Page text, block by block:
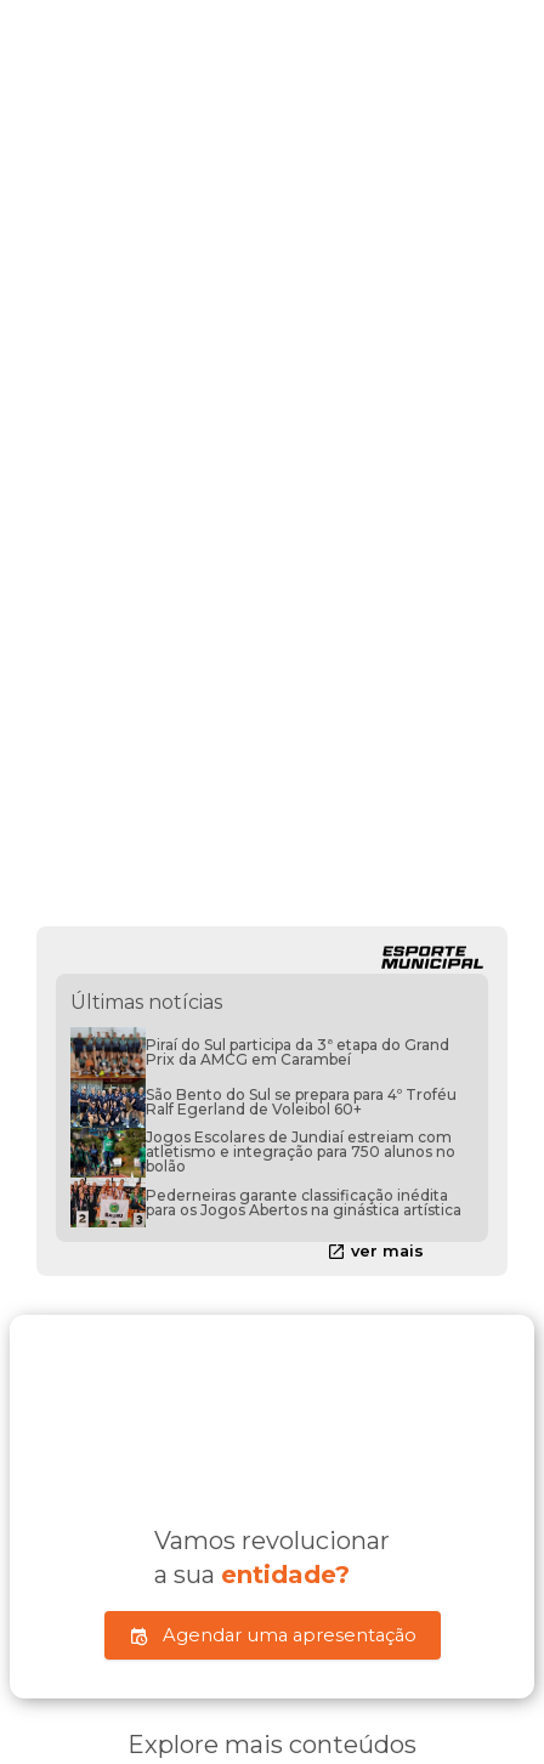
Últimas notícias
Piraí do Sul participa da 3ª etapa do Grand
Prix da AMCG em Carambeí
São Bento do Sul se prepara para 4º Troféu
Ralf Egerland de Voleibol 60+
Jogos Escolares de Jundiaí estreiam com
atletismo e integração para 750 alunos no
bolão
Pederneiras garante classificação inédita
para os Jogos Abertos na ginástica artística
ver mais
Vamos revolucionar
a sua entidade?
Agendar uma apresentação
Explore mais conteúdos